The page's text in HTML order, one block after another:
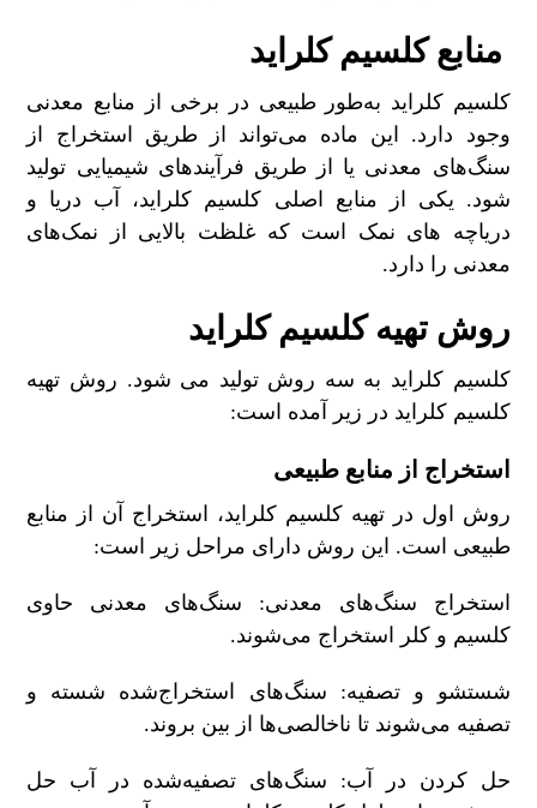
منابع کلسیم کلراید
کلسیم کلراید به‌طور طبیعی در برخی از منابع معدنی
وجود دارد. این ماده می‌تواند از طریق استخراج از
سنگ‌های معدنی یا از طریق فرآیندهای شیمیایی تولید
شود. یکی از منابع اصلی کلسیم کلراید، آب دریا و
دریاچه های نمک است که غلظت بالایی از نمک‌های
معدنی را دارد.
روش تهیه کلسیم کلراید
کلسیم کلراید به سه روش تولید می شود. روش تهیه
کلسیم کلراید در زیر آمده است:
استخراج از منابع طبیعی
روش اول در تهیه کلسیم کلراید، استخراج آن از منابع
طبیعی است. این روش دارای مراحل زیر است:
استخراج سنگ‌های معدنی: سنگ‌های معدنی حاوی
کلسیم و کلر استخراج می‌شوند.
شستشو و تصفیه: سنگ‌های استخراج‌شده شسته و
تصفیه می‌شوند تا ناخالصی‌ها از بین بروند.
حل کردن در آب: سنگ‌های تصفیه‌شده در آب حل